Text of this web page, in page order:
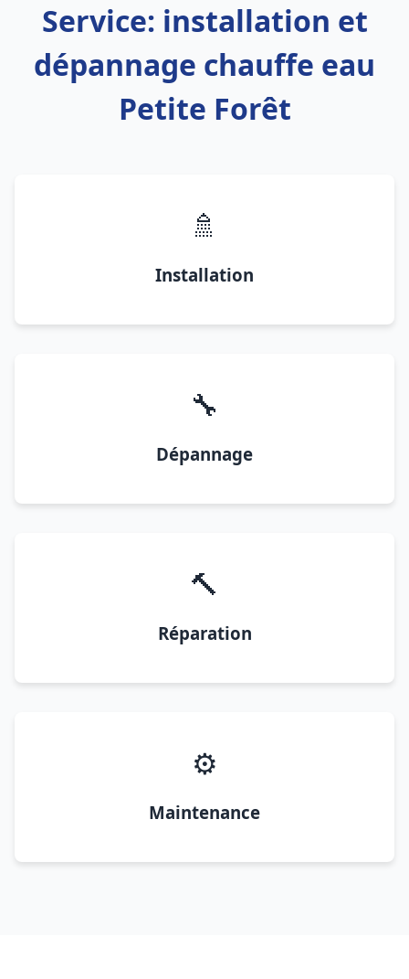
Service: installation et
dépannage chauffe eau
Petite Forêt
🚿
Installation
🔧
Dépannage
🔨
Réparation
⚙️
Maintenance